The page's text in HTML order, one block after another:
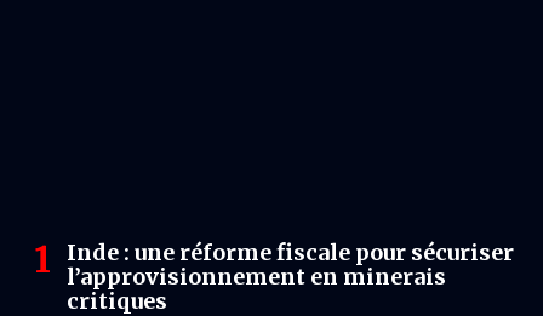
Inde : une réforme fiscale pour sécuriser
l’approvisionnement en minerais
critiques